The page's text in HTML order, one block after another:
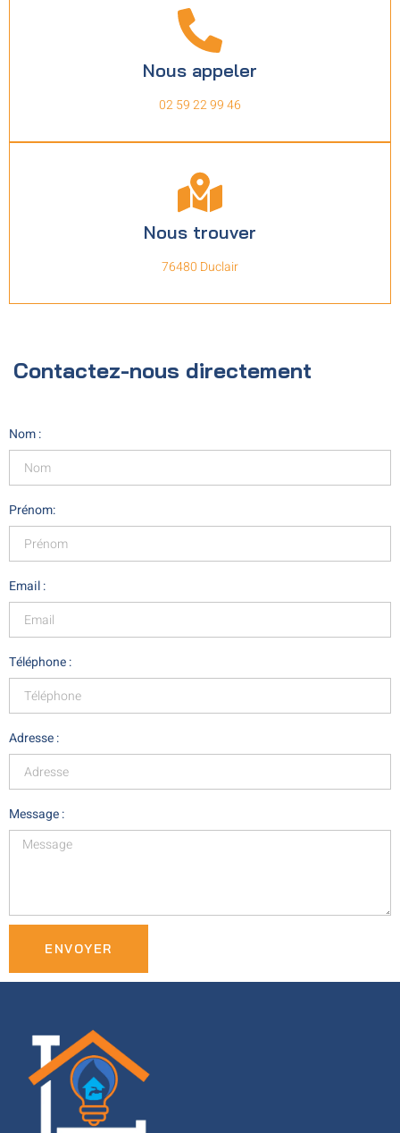
Nous appeler
02 59 22 99 46
Nous trouver
76480 Duclair
Contactez-nous directement
Nom :
Prénom:
Email :
Téléphone :
Adresse :
Message :
ENVOYER